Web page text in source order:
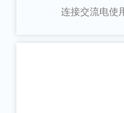
连接交流电使